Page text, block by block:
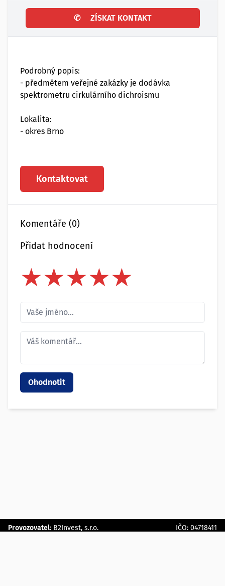
✆ ZÍSKAT KONTAKT
Podrobný popis:
- předmětem veřejné zakázky je dodávka
spektrometru cirkulárního dichroismu
Lokalita:
- okres Brno
Kontaktovat
Komentáře (0)
Přidat hodnocení
★
★★
★★★
★★★★
★★★★★
Provozovatel: B2Invest, s.r.o.
IČO: 04718411